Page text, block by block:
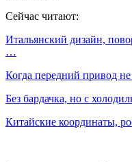
Сейчас читают:
Итальянский дизайн,
…
Когда передний привод
Без бардачка, но с
Китайские координаты,